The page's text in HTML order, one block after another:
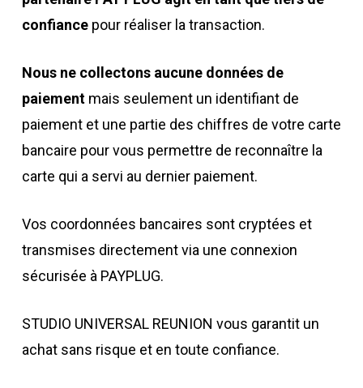
confiance pour réaliser la transaction.
Nous ne collectons aucune données de
paiementmais seulement un identifiant de
paiement et une partie des chiffres de votre carte
bancaire pour vous permettre de reconnaître la
carte qui a servi au dernier paiement.
Vos coordonnées bancaires sont cryptées et
transmises directement via une connexion
sécurisée à PAYPLUG.
STUDIO UNIVERSAL REUNION vous garantit un
achat sans risque et en toute confiance.